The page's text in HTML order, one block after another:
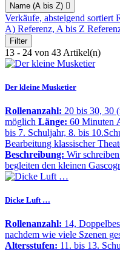
Name (A bis Z) 
Verkäufe, absteigend sortiert
A) Referenz, A bis Z
Filter
13 - 24 von 43 Artikel(n)
Der kleine Musketier
Rollenanzahl: 20 bis 30, 30
möglich Länge: 60 Minuten
bis 7. Schuljahr, 8. bis
Bearbeitung klassischer
Beschreibung: Wir
begleiten den kleinen
Dicke Luft …
Rollenanzahl: 14,
nachdem wie viele Szenen
Altersstufen: 11. bis 13.